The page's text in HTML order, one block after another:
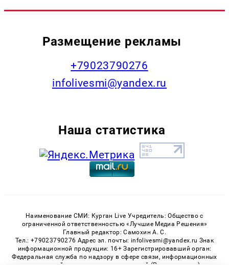
Размещение рекламы
+79023790276
infolivesmi@yandex.ru
Наша статистика
Наименование СМИ: Курган Live Учредитель: Общество с
ограниченной ответственностью «Лучшие Медиа Решения»
Главный редактор: Самохин А. С.
Тел.: +79023790276 Адрес эл. почты: infolivesmi@yandex.ru Знак
информационной продукции: 16+ Зарегистрировавший орган:
Федеральная служба по надзору в сфере связи, информационных